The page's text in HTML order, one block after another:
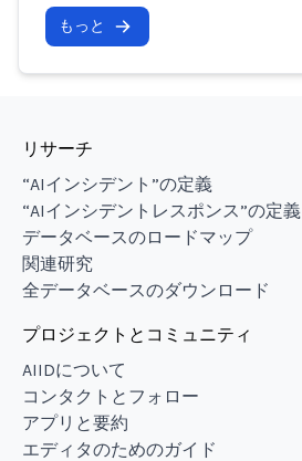
もっと
リサーチ
“AIインシデント”の定義
“AIインシデントレスポンス”の定義
データベースのロードマップ
関連研究
全データベースのダウンロード
プロジェクトとコミュニティ
AIIDについて
コンタクトとフォロー
アプリと要約
エディタのためのガイド